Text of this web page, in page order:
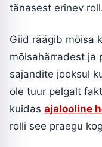
tänasest erinev
Giid räägib mõisa
mõisahärradest ja
sajandite jooksul
ole tuur pelgalt
kuidas ajalooline
rolli see praegu